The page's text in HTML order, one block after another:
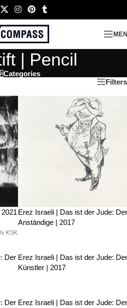
| Pencil
Categories
Filters
KSK
Erez Israeli | Das ist der Jude: Der
Anständige | 2017
Der Erez Israeli | Das ist der Jude: Der
Künstler | 2017
Der Erez Israeli | Das ist der Jude: Der